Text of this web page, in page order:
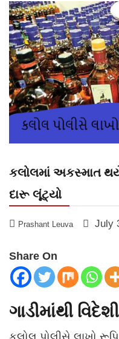
કલોલમાં અકસ્માત
દારૂ લૂંટ્યો
Prashant Leuva July
Share On
ગાડીમાંથી